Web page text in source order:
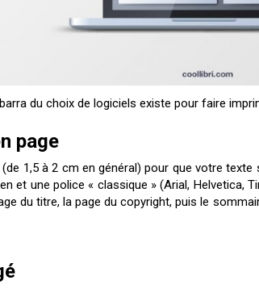
du choix de logiciels existe pour faire
page
(de 1,5 à 2 cm en général) pour que votre
et une police « classique » (Arial,
du titre, la page du copyright, puis le